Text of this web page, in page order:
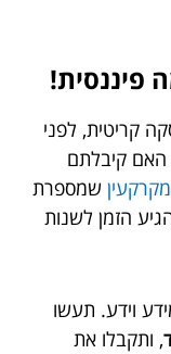
פיננסית!
קריטית, לפני
קיבלתם
שמספרת
הזמן לשנות
וידע. תעשו
, ותקבלו את